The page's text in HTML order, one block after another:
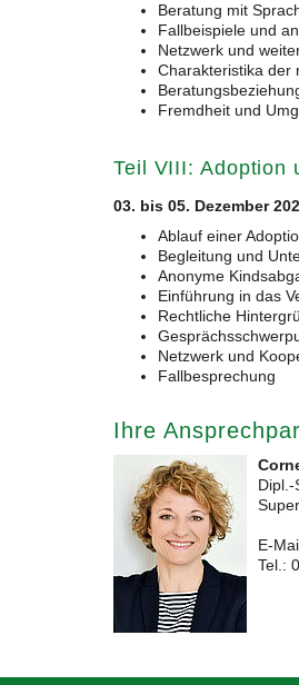
Beratung mit
Fallbeispiele und
Netzwerk und
Charakteristika der
Fremdheit und
Teil VIII: Adoption
03. bis 05. Dezember
Ablauf einer
Begleitung und
Anonyme
Einführung in das
Rechtliche
Netzwerk und
Fallbesprechung
Ihre
E-
Tel.: